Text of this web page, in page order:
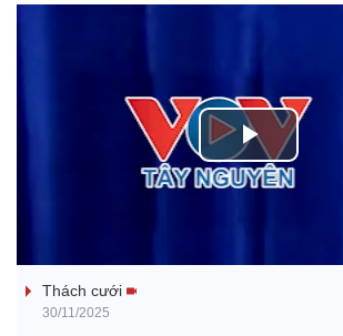
P
a
Thách cưới
30/11/2025